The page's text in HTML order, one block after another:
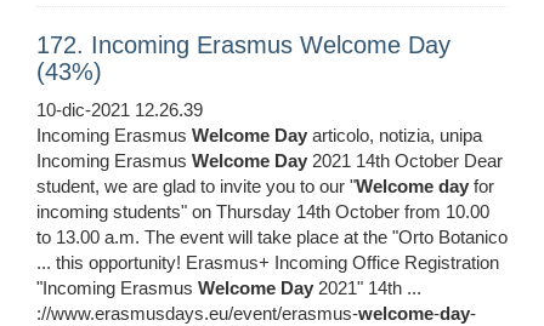
172. Incoming Erasmus Welcome Day
(43%)
10-dic-2021 12.26.39
Incoming Erasmus Welcome Day articolo, notizia, unipa
Incoming Erasmus Welcome Day 2021 14th October Dear
student, we are glad to invite you to our "Welcome day for
incoming students" on Thursday 14th October from 10.00
to 13.00 a.m. The event will take place at the "Orto Botanico
... this opportunity! Erasmus+ Incoming Office Registration
"Incoming Erasmus Welcome Day 2021" 14th ...
://www.erasmusdays.eu/event/erasmus-welcome-day-